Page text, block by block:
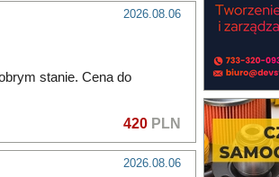
2026.08.06
stanie. Cena do
420 PLN
2026.08.06